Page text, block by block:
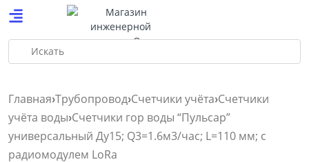
Искать
Главная Трубопровод Счетчики учёта Счетчики
учёта воды Счетчики гор воды “Пульсар”
универсальный Ду15; Q3=1.6м3/час; L=110 мм; с
радиомодулем LoRa